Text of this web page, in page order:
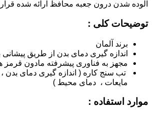
آلوده شدن درون جعبه محافظ ارائه شده قرار
توضیحات کلی :
برند آلمان
اندازه گیری دمای بدن از طریق
مجهز به فناوری پیشرفته مادون قرمز
تب سنج کاره ( اندازه گیری دمای
مایعات ، دمای محیط )
موارد استفاده :